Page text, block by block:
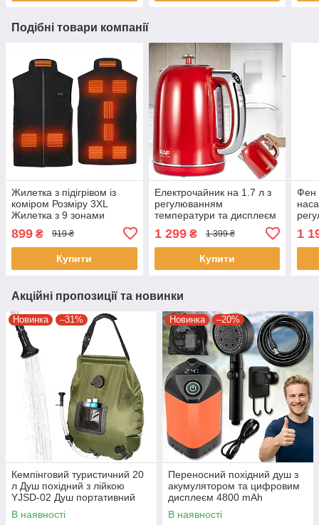
Подібні товари компанії
Жилетка з підігрівом із
коміром Розміру 3XL
Жилетка з 9 зонами
регулювання температури
899 ₴ 919 ₴
Купити
Електрочайник на 1.7 л з
регулюванням
температури та дисплеєм
1 299₴ 1 399 ₴
Купити
Фен
1
Акційні пропозиції та новинки
Новинка –31%
Кемпінговий туристичний 20
л Душ похідний з лійкою
YJSD-02 Душ портативний
переносний сонячний
В наявності
Новинка –20%
Переносний похідний душ з
акумулятором та цифровим
дисплеєм 4800 mAh
В наявності